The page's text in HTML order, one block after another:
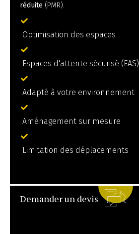
réduite (PMR).
Optimisation des espaces
Espaces d'attente sécurisé (EAS)
Adapté à votre environnement
Aménagement sur mesure
Limitation des déplacements
Demander un devis